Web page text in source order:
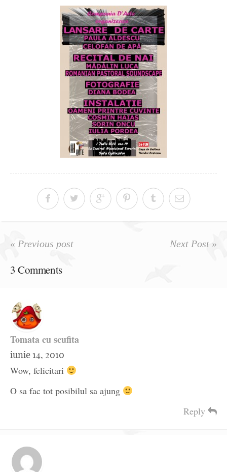
« Previous post Next Post »
3 Comments
Tomata cu scufita
iunie 14, 2010
Wow, felicitari
O sa fac tot posibilul sa ajung
Reply